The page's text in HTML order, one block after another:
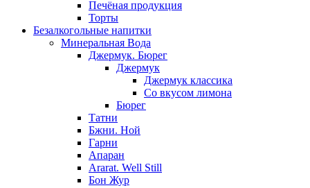
Печёная продукция
Торты
Безалкогольные напитки
Минеральная Вода
Джермук. Бюрег
Джермук
Джермук классика
Со вкусом лимона
Бюрег
Татни
Бжни. Ной
Гарни
Апаран
Ararat. Well Still
Бон Жур